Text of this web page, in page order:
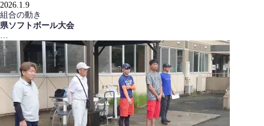
2026.1.9
組合の動き
県ソフトボール大会
…